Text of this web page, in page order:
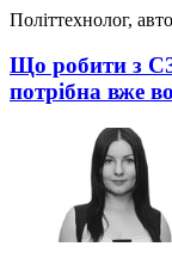
Політтехнолог,
Що робити з
потрібна вже